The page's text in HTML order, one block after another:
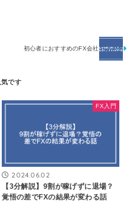
初心者におすすめのFX会社
FX入門
2024.06.02
【3分解説】9割が稼げずに退場？
覚悟の差でFXの結果が変わる話